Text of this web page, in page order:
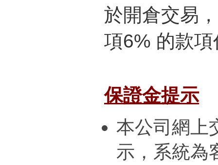
於開倉交易
項6% 的款
保證金提示
本公司網上
示，系統為